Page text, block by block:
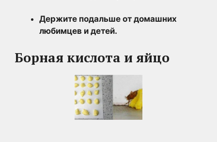
Держите подальше от домашних
любимцев и детей.
Борная кислота и яйцо